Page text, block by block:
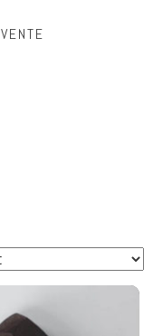
VENTE